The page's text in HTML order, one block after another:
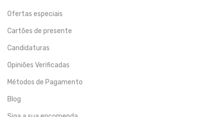
Ofertas especiais
Cartões de presente
Candidaturas
Opiniões Verificadas
Métodos de Pagamento
Blog